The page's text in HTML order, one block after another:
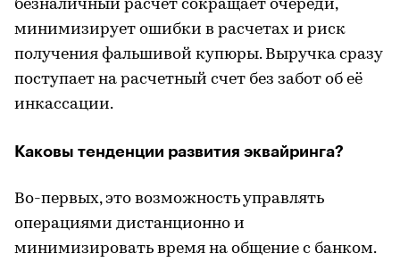
безналичный расчет сокращает очереди,
минимизирует ошибки в расчетах и риск
получения фальшивой купюры. Выручка сразу
поступает на расчетный счет без забот об её
инкассации.
Каковы тенденции развития эквайринга?
Во-первых, это возможность управлять
операциями дистанционно и
минимизировать время на общение с банком.